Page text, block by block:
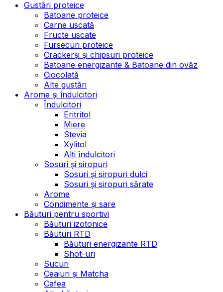
Gustări proteice
Batoane proteice
Carne uscată
Fructe uscate
Fursecuri proteice
Crackerși și chipsuri proteice
Batoane energizante & Batoane din ovăz
Ciocolată
Alte gustări
Arome și îndulcitori
Îndulcitori
Eritritol
Miere
Stevia
Xylitol
Alți îndulcitori
Sosuri și siropuri
Sosuri și siropuri dulci
Sosuri și siropuri sărate
Arome
Condimente și sare
Băuturi pentru sportivi
Băuturi izotonice
Băuturi RTD
Băuturi energizante RTD
Shot-uri
Sucuri
Ceaiuri și Matcha
Cafea